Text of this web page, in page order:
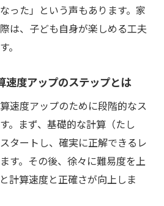
った」という声もあります。家
は、子ども自身が楽しめる工夫
。
速度アップのステップとは
速度アップのために段階的なス
。まず、基礎的な計算（たし
タートし、確実に正解できるレ
す。その後、徐々に難易度を上
計算速度と正確さが向上しま